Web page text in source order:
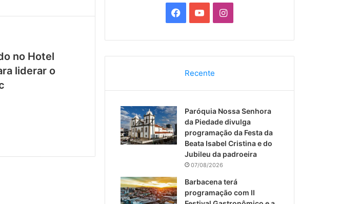
no Hotel
liderar o
c
e
b
o
o
k
u
T
u
b
e
I
s
a
g
r
a
Recente
Paróquia Nossa Senhora
da Piedade divulga
programação da Festa da
Beata Isabel Cristina e do
Jubileu da padroeira
07/08/2026
Barbacena terá
programação com II